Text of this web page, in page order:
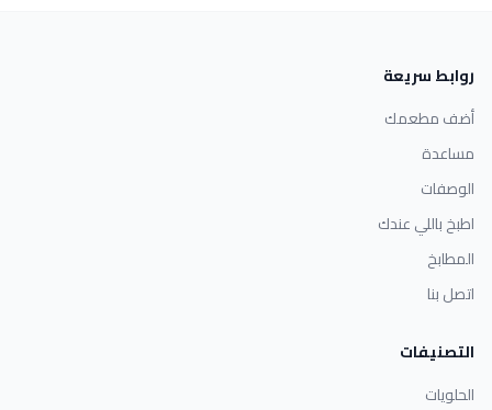
روابط سريعة
أضف مطعمك
مساعدة
الوصفات
اطبخ باللي عندك
المطابخ
اتصل بنا
التصنيفات
الحلويات